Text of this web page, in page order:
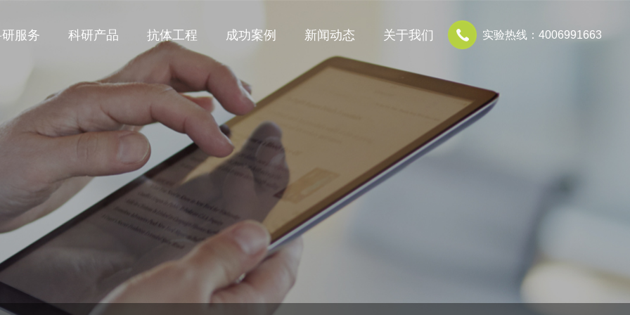
实验热线：4006991663
服务 科研产品 抗体工程 成功案例 新闻动态 关于我们